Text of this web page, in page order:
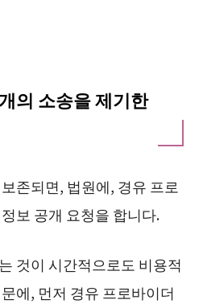
의 소송을 제기한
존되면, 법원에, 경유 프로
보 공개 요청을 합니다.
것이 시간적으로도 비용적
에, 먼저 경유 프로바이더